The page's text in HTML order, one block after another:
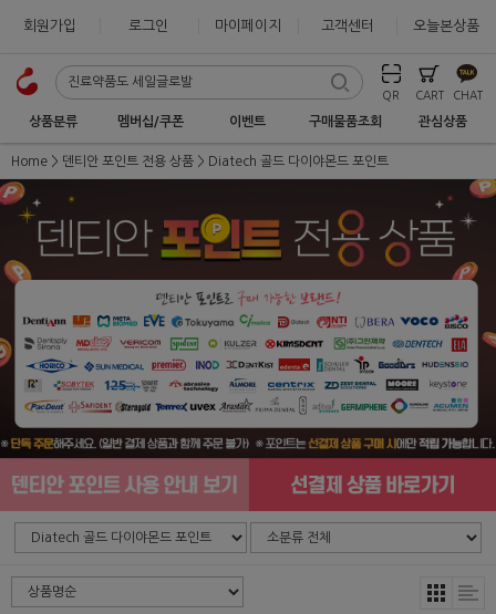
회원가입 로그인 마이페이지 고객센터 오늘본상품
QR CART CHAT
상품분류 멤버십/쿠폰 이벤트 구매물품조회 관심상품
Home 덴티안 포인트 전용 상품 Diatech 골드 다이야몬드 포인트